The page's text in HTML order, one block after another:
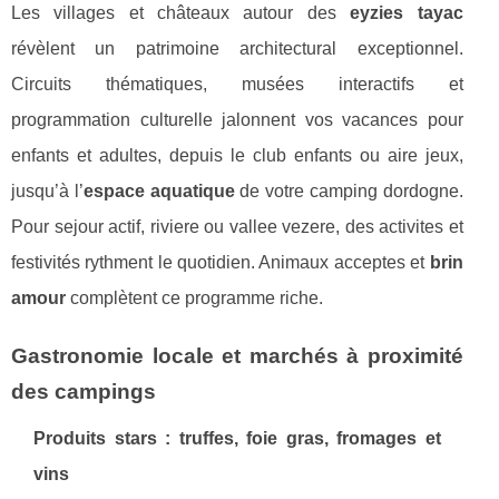
Les villages et châteaux autour deseyzies tayac
révèlent un patrimoine architectural exceptionnel.
Circuits thématiques, musées interactifs et
programmation culturelle jalonnent vos vacances pour
enfants et adultes, depuis le club enfants ou aire jeux,
jusqu’à l’espace aquatiquede votre camping dordogne.
Pour sejour actif, riviere ou vallee vezere, des activites et
festivités rythment le quotidien. Animaux acceptes et brin
amour complètent ce programme riche.
Gastronomie locale et marchés à proximité
des campings
Produits stars : truffes, foie gras, fromages et
vins